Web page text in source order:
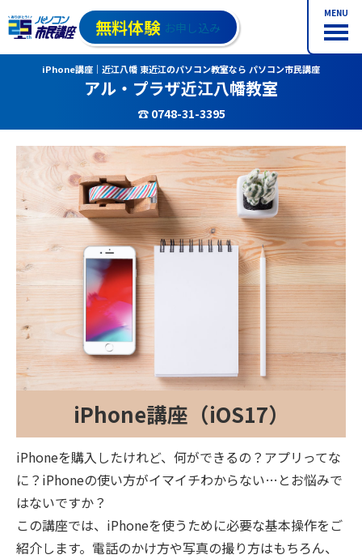
MENU
無料体験 お申し込み
iPhone講座｜近江八幡 東近江のパソコン教室なら パソコン市民講座
アル・プラザ近江八幡教室
☎ 0748-31-3395
iPhone講座（iOS17）
iPhoneを購入したけれど、何ができるの？アプリってな
に？iPhoneの使い方がイマイチわからない…とお悩みで
はないですか？
この講座では、iPhoneを使うために必要な基本操作をご
紹介します。電話のかけ方や写真の撮り方はもちろん、